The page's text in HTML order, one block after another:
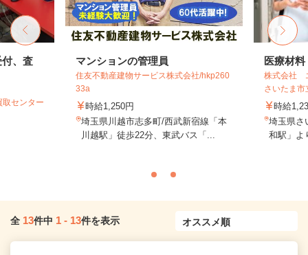
、査
センター
マンションの管理員
住友不動産建物サービス株式会社/hkp260
33a
時給1,250円
埼玉県川越市志多町/西武新宿線「本
川越駅」徒歩22分、東武バス「...
医療材
株式会社
さいたま市
時給
埼玉県さ
和駅」よ
全 13件中 1 - 13件を表示